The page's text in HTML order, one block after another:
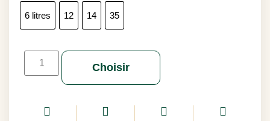
6 litres 12 14 35
Choisir